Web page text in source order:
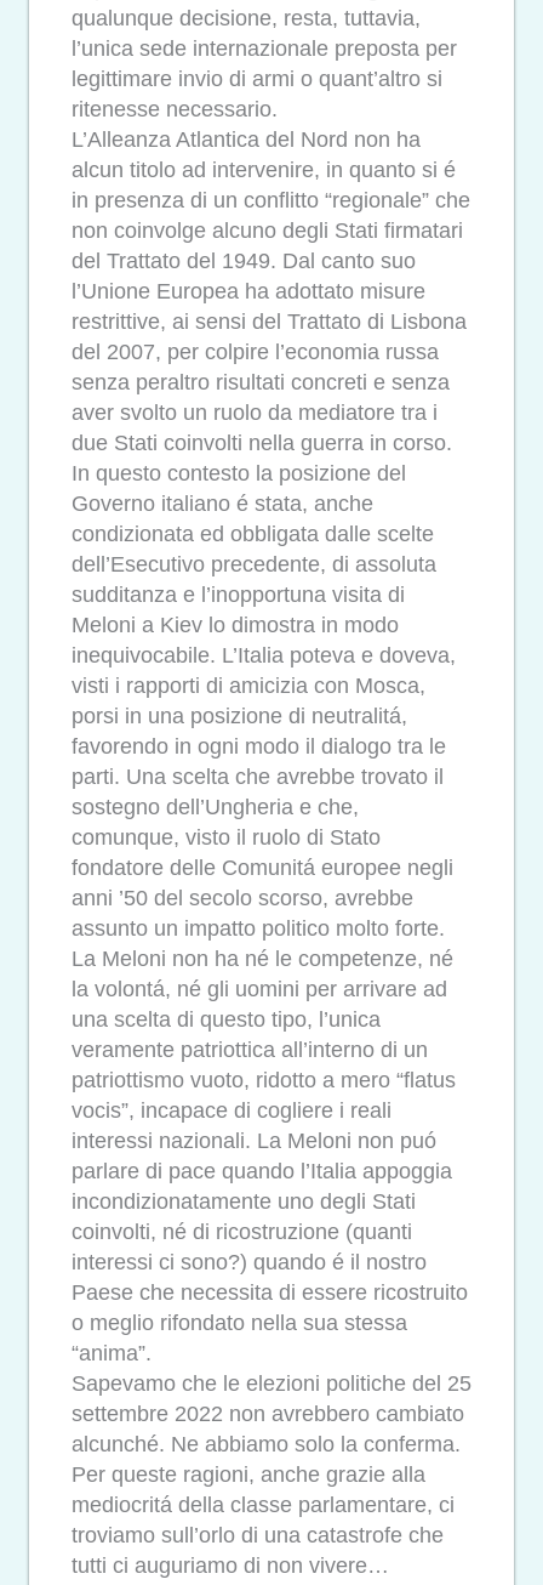
qualunque decisione, resta, tuttavia,
l’unica sede internazionale preposta per
legittimare invio di armi o quant’altro si
ritenesse necessario.
L’Alleanza Atlantica del Nord non ha
alcun titolo ad intervenire, in quanto si é
in presenza di un conflitto “regionale” che
non coinvolge alcuno degli Stati firmatari
del Trattato del 1949. Dal canto suo
l’Unione Europea ha adottato misure
restrittive, ai sensi del Trattato di Lisbona
del 2007, per colpire l’economia russa
senza peraltro risultati concreti e senza
aver svolto un ruolo da mediatore tra i
due Stati coinvolti nella guerra in corso.
In questo contesto la posizione del
Governo italiano é stata, anche
condizionata ed obbligata dalle scelte
dell’Esecutivo precedente, di assoluta
sudditanza e l’inopportuna visita di
Meloni a Kiev lo dimostra in modo
inequivocabile. L’Italia poteva e doveva,
visti i rapporti di amicizia con Mosca,
porsi in una posizione di neutralitá,
favorendo in ogni modo il dialogo tra le
parti. Una scelta che avrebbe trovato il
sostegno dell’Ungheria e che,
comunque, visto il ruolo di Stato
fondatore delle Comunitá europee negli
anni ’50 del secolo scorso, avrebbe
assunto un impatto politico molto forte.
La Meloni non ha né le competenze, né
la volontá, né gli uomini per arrivare ad
una scelta di questo tipo, l’unica
veramente patriottica all’interno di un
patriottismo vuoto, ridotto a mero “flatus
vocis”, incapace di cogliere i reali
interessi nazionali. La Meloni non puó
parlare di pace quando l’Italia appoggia
incondizionatamente uno degli Stati
coinvolti, né di ricostruzione (quanti
interessi ci sono?) quando é il nostro
Paese che necessita di essere ricostruito
o meglio rifondato nella sua stessa
“anima”.
Sapevamo che le elezioni politiche del 25
settembre 2022 non avrebbero cambiato
alcunché. Ne abbiamo solo la conferma.
Per queste ragioni, anche grazie alla
mediocritá della classe parlamentare, ci
troviamo sull’orlo di una catastrofe che
tutti ci auguriamo di non vivere…